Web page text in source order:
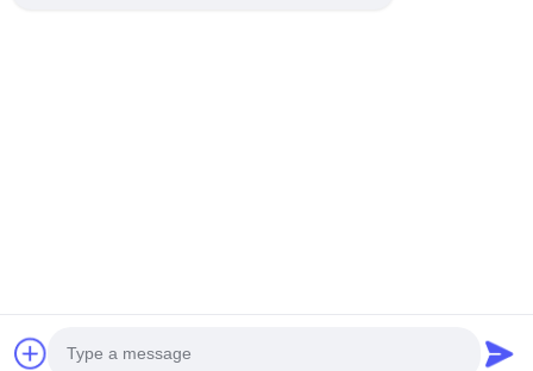
Chinach.Copyright © 2026 Ningbo VivaTrade